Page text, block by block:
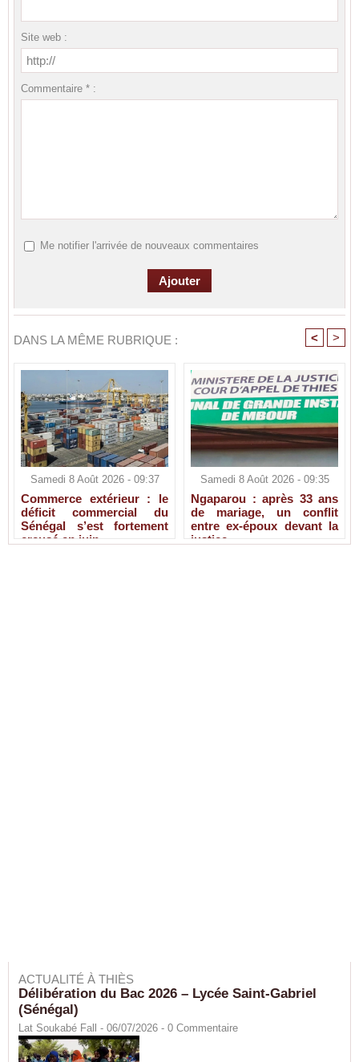
Site web :
Commentaire * :
Me notifier l'arrivée de nouveaux commentaires
DANS LA MÊME RUBRIQUE : < >
Samedi 8 Août 2026 - 09:37
Commerce extérieur : le
déficit commercial du
Sénégal s’est fortement
creusé en juin
Samedi 8 Août 2026 - 09:35
Ngaparou : après 33 ans
de mariage, un conflit
entre ex-époux devant la
justice
ACTUALITÉ À THIÈS
Délibération du Bac 2026 – Lycée Saint-Gabriel
(Sénégal)
Lat Soukabé Fall - 06/07/2026 - 0 Commentaire